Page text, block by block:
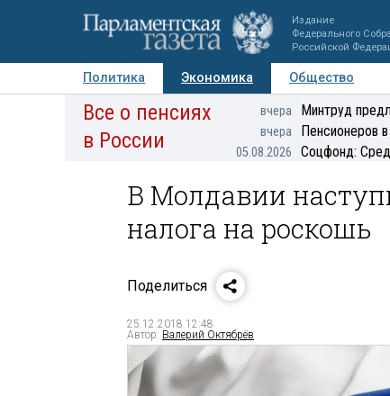
Издание
Федерального
Российской
Политика Экономика Общество
Авторы Персоны Мнения
Все о пенсиях
в России
вчера Минтруд
вчера Пенсионеров
05.08.2026 Соцфонд:
В Молдавии
налога на роскошь
Поделиться
25.12.2018 12:48
Автор: Валерий Октябрёв